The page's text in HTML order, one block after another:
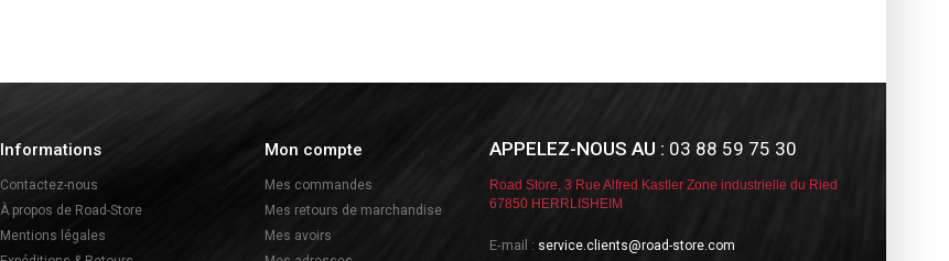
Informations
Contactez-nous
À propos de Road-Store
Mentions légales
Mon compte
Mes commandes
Mes retours de marchandise
Mes avoirs
APPELEZ-NOUS AU : 03 88 59 75 30
Road Store, 3 Rue Alfred Kastler Zone industrielle du Ried
67850 HERRLISHEIM
E-mail : service.clients@road-store.com